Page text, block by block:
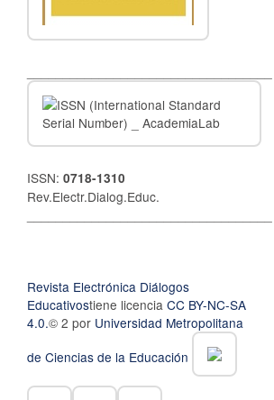
ISSN: 0718-1310
Rev.Electr.Dialog.Educ.
Revista Electrónica Diálogos
Educativostiene licencia CC BY-NC-SA
4.0.© 2 por Universidad Metropolitana
de Ciencias de la Educación